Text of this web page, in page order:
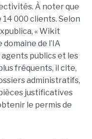
À noter que
14 000 clients. Selon
« Wikit
de l’IA
publics et les
fréquents, il cite,
administratifs,
justificatives
le permis de